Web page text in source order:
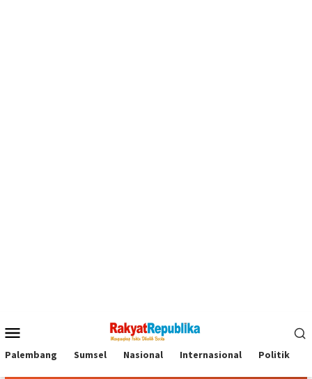
Mobile
Palembang Sumsel Nasional Internasional Politik